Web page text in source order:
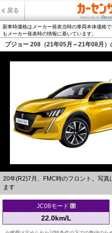
戻る
新車時価格はメーカー発表当時の車両本体価格
もメーカー発表時の情報に基いています。
プジョー 208（21年05月～21年08月）
20年(R2)7月、FMC時のフロント。写真
ます
JC08モード
22.0km/L